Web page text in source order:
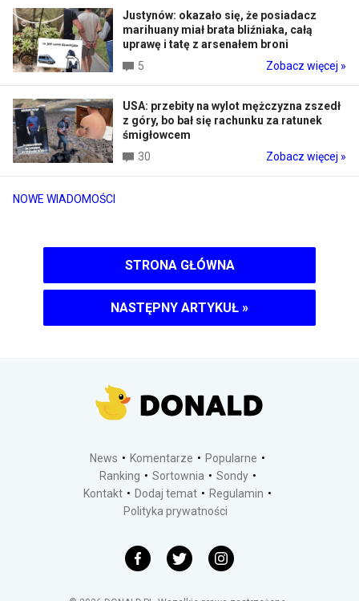
NOWE WIADOMOŚCI
Justynów: okazało się, że posiadacz
marihuany miał brata bliźniaka, całą
uprawę i tatę z arsenałem broni
5
Zobacz więcej »
USA: przebity na wylot mężczyzna zszedł
z góry, bo bał się rachunku za ratunek
śmigłowcem
30
Zobacz więcej »
STRONA GŁÓWNA
NASTĘPNY ARTYKUŁ »
News Komentarze
Popularne
Ranking
Sortownia
Sondy
Kontakt
Dodaj temat
Regulamin
Polityka prywatności